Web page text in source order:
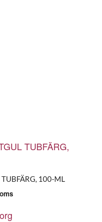
100-ML